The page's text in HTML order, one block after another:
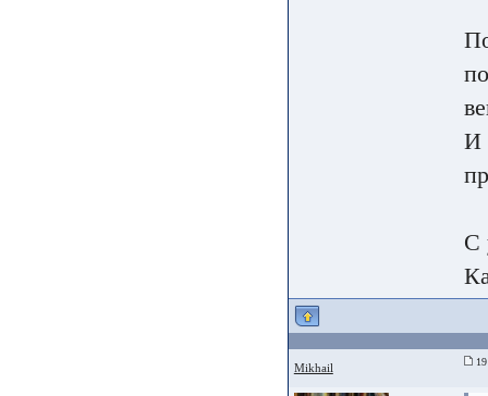
И
С
Mikhail 19